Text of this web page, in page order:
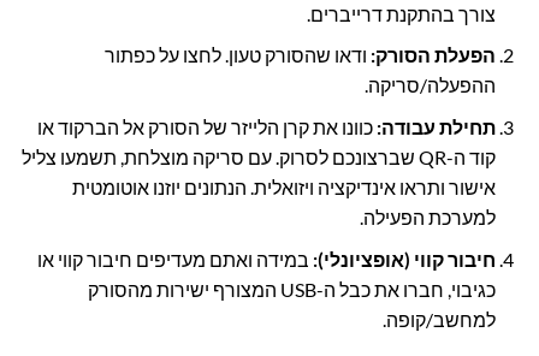
צורך בהתקנת דרייברים.
הפעלת הסורק: ודאו שהסורק טעון. לחצו על כפתור
ההפעלה/סריקה.
תחילת עבודה: כוונו את קרן הלייזר של הסורק אל הברקוד או
קוד ה-QR שברצונכם לסרוק. עם סריקה מוצלחת, תשמעו צליל
אישור ותראו אינדיקציה ויזואלית. הנתונים יוזנו אוטומטית
למערכת הפעילה.
חיבור קווי (אופציונלי): במידה ואתם מעדיפים חיבור קווי או
כגיבוי, חברו את כבל ה-USB המצורף ישירות מהסורק
למחשב/קופה.